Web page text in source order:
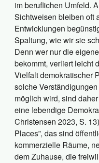
im beruflichen Umfeld.
Sichtweisen bleiben oft
Entwicklungen
Spaltung, wie wir sie
Denn wer nur die
bekommt, verliert leicht
Vielfalt demokratischer
solche
möglich wird, sind
eine lebendige
Christensen 2023, S.
Places”, das sind
kommerzielle Räume,
dem Zuhause, die